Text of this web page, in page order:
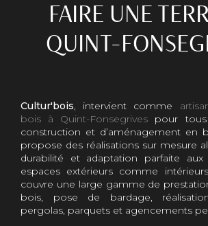
FAIRE UNE
QUINT-
Cultur'bois, intervient comme
bois à Quint-Fonsegrives pour
construction et d’aménagement en
propose des réalisations sur mesure
durabilité et adaptation parfaite aux
espaces extérieurs comme
couvre une large gamme de
bois, pose de bardage,
pergolas, parquets et agencements